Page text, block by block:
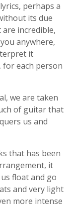
perhaps a
its due
incredible,
anywhere,
it
each person
we are taken
of guitar that
us and
that has been
it
float and go
and very light
more intense